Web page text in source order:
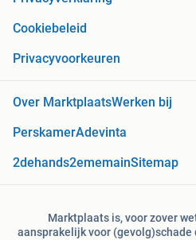
Cookiebeleid
Privacyvoorkeuren
Over MarktplaatsWerken bij
PerskamerAdevinta
2dehands2ememainSitemap
Marktplaats is, voor zover
aansprakelijk voor